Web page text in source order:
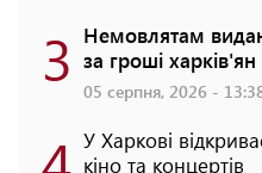
3 Немовлятам
за гроші харків'ян
05 серпня, 2026 -
У Харкові
кіно та концертів